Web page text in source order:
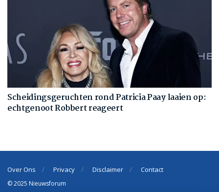
Scheidingsgeruchten rond Patricia Paay laaien op:
echtgenoot Robbert reageert
Over Ons Privacy Disclaimer Contact
© 2025 Nieuwsforum